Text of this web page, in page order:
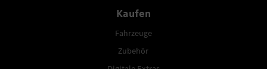
Kaufen
Fahrzeuge
Zubehör